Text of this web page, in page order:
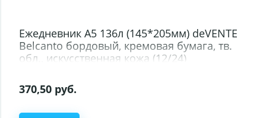
Ежедневник А5 136л (145*205мм) deVENTE
Belcanto бордовый, кремовая бумага, тв.
обл., искусственная кожа (12/24)
370,50 руб.